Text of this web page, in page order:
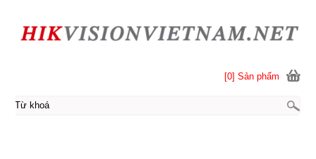
[0] Sản phẩm